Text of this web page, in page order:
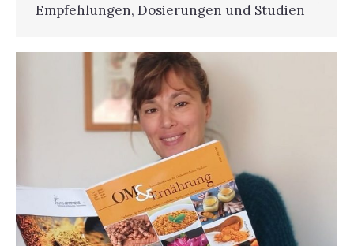
Empfehlungen, Dosierungen und Studien